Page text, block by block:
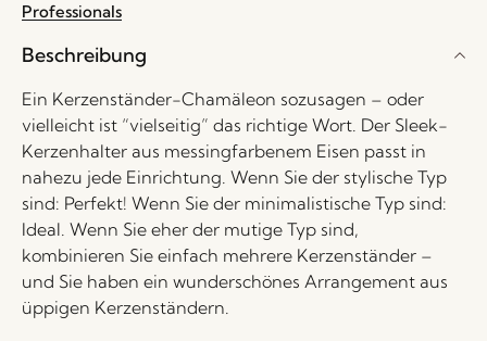
Professionals
Beschreibung
Ein Kerzenständer-Chamäleon sozusagen – oder
vielleicht ist “vielseitig” das richtige Wort. Der Sleek-
Kerzenhalter aus messingfarbenem Eisen passt in
nahezu jede Einrichtung. Wenn Sie der stylische Typ
sind: Perfekt! Wenn Sie der minimalistische Typ sind:
Ideal. Wenn Sie eher der mutige Typ sind,
kombinieren Sie einfach mehrere Kerzenständer –
und Sie haben ein wunderschönes Arrangement aus
üppigen Kerzenständern.